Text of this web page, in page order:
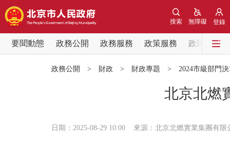
登錄
無障礙
搜索
要聞動態 政務公開 政務服務 政策服務
政民互動
政務公開 > 財政 > 財政專題 > 2024市級部門
北京北燃
日期：2025-08-29 10:00 來源：北京北燃實業集團有限